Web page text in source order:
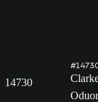
14730
Oduor